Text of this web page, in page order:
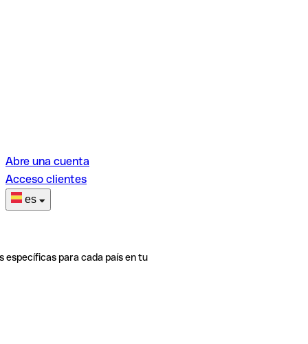
Abre una cuenta
Acceso clientes
es
específicas para cada país en tu